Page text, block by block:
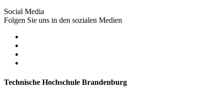
Social Media
Folgen Sie uns in den sozialen Medien
Technische Hochschule Brandenburg